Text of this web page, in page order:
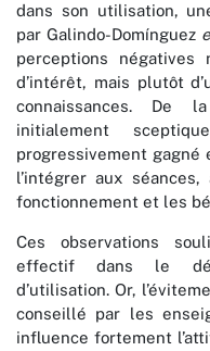
dans son utilisation,
par Galindo-Domínguez
perceptions négatives
d’intérêt, mais plutôt
connaissances. De
initialement
progressivement gagné
l’intégrer aux
fonctionnement et les
Ces observations
effectif dans le
d’utilisation. Or,
conseillé par les
influence fortement